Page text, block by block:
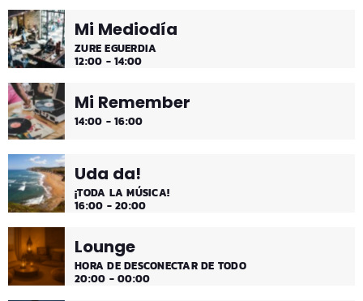
Mi Mediodía
ZURE EGUERDIA
12:00 - 14:00
Mi Remember
14:00 - 16:00
Uda da!
¡TODA LA MÚSICA!
16:00 - 20:00
Lounge
HORA DE DESCONECTAR DE TODO
20:00 - 00:00